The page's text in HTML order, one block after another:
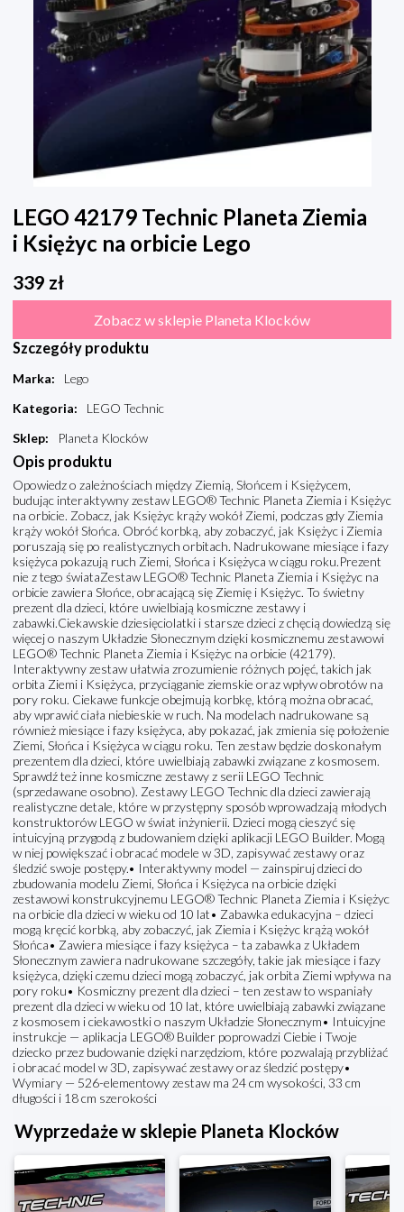
LEGO 42179 Technic Planeta Ziemia
i Księżyc na orbicie Lego
339 zł
Zobacz w sklepie Planeta Klocków
Szczegóły produktu
Marka:
Lego
Kategoria:
LEGO Technic
Sklep: Planeta Klocków
Opis produktu
Opowiedz o zależnościach między Ziemią, Słońcem i Księżycem,
budując interaktywny zestaw LEGO® Technic Planeta Ziemia i Księżyc
na orbicie. Zobacz, jak Księżyc krąży wokół Ziemi, podczas gdy Ziemia
krąży wokół Słońca. Obróć korbką, aby zobaczyć, jak Księżyc i Ziemia
poruszają się po realistycznych orbitach. Nadrukowane miesiące i fazy
księżyca pokazują ruch Ziemi, Słońca i Księżyca w ciągu roku.Prezent
nie z tego świataZestaw LEGO® Technic Planeta Ziemia i Księżyc na
orbicie zawiera Słońce, obracającą się Ziemię i Księżyc. To świetny
prezent dla dzieci, które uwielbiają kosmiczne zestawy i
zabawki.Ciekawskie dziesięciolatki i starsze dzieci z chęcią dowiedzą się
więcej o naszym Układzie Słonecznym dzięki kosmicznemu zestawowi
LEGO® Technic Planeta Ziemia i Księżyc na orbicie (42179).
Interaktywny zestaw ułatwia zrozumienie różnych pojęć, takich jak
orbita Ziemi i Księżyca, przyciąganie ziemskie oraz wpływ obrotów na
pory roku. Ciekawe funkcje obejmują korbkę, którą można obracać,
aby wprawić ciała niebieskie w ruch. Na modelach nadrukowane są
również miesiące i fazy księżyca, aby pokazać, jak zmienia się położenie
Ziemi, Słońca i Księżyca w ciągu roku. Ten zestaw będzie doskonałym
prezentem dla dzieci, które uwielbiają zabawki związane z kosmosem.
Sprawdź też inne kosmiczne zestawy z serii LEGO Technic
(sprzedawane osobno). Zestawy LEGO Technic dla dzieci zawierają
realistyczne detale, które w przystępny sposób wprowadzają młodych
konstruktorów LEGO w świat inżynierii. Dzieci mogą cieszyć się
intuicyjną przygodą z budowaniem dzięki aplikacji LEGO Builder. Mogą
w niej powiększać i obracać modele w 3D, zapisywać zestawy oraz
śledzić swoje postępy.• Interaktywny model — zainspiruj dzieci do
zbudowania modelu Ziemi, Słońca i Księżyca na orbicie dzięki
zestawowi konstrukcyjnemu LEGO® Technic Planeta Ziemia i Księżyc
na orbicie dla dzieci w wieku od 10 lat• Zabawka edukacyjna – dzieci
mogą kręcić korbką, aby zobaczyć, jak Ziemia i Księżyc krążą wokół
Słońca• Zawiera miesiące i fazy księżyca – ta zabawka z Układem
Słonecznym zawiera nadrukowane szczegóły, takie jak miesiące i fazy
księżyca, dzięki czemu dzieci mogą zobaczyć, jak orbita Ziemi wpływa na
pory roku• Kosmiczny prezent dla dzieci – ten zestaw to wspaniały
prezent dla dzieci w wieku od 10 lat, które uwielbiają zabawki związane
z kosmosem i ciekawostki o naszym Układzie Słonecznym• Intuicyjne
instrukcje — aplikacja LEGO® Builder poprowadzi Ciebie i Twoje
dziecko przez budowanie dzięki narzędziom, które pozwalają przybliżać
i obracać model w 3D, zapisywać zestawy oraz śledzić postępy•
Wymiary — 526-elementowy zestaw ma 24 cm wysokości, 33 cm
długości i 18 cm szerokości
Wyprzedaże w sklepie Planeta Klocków